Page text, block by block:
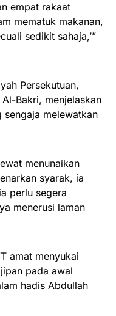
empat rakaat
mematuk makanan,
sedikit sahaja,’”
Persekutuan,
Bakri, menjelaskan
sengaja melewatkan
menunaikan
syarak, ia
perlu segera
menerusi laman
amat menyukai
pada awal
hadis Abdullah